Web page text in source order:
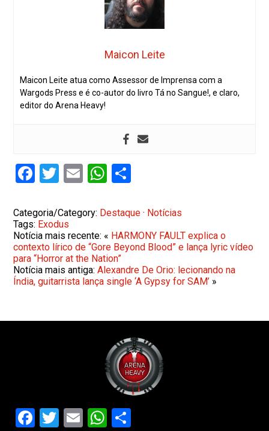
Maicon Leite
Maicon Leite atua como Assessor de Imprensa com a
Wargods Press e é co-autor do livro Tá no Sangue!, e claro,
editor do Arena Heavy!
Facebook
Twitter
EmailWhatsApp
Categoria/Category: Destaque · Notícias
Tags: Exodus
Notícia mais recente: « HARMONY FAULT explica o
contexto lírico de “Gore Beyond Blood” e lança lyric vídeo
para “Horror at the Nation”
Notícia mais antiga:Alexandre De Orio: lecionando na
Índia, guitarrista lança single ‘A Gypsy for SAM’ »
Facebook
Twitter
EmailWhatsApp